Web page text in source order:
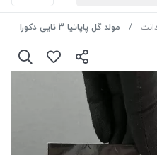
مولد گل پاپاتیا 3 تایی دکورا